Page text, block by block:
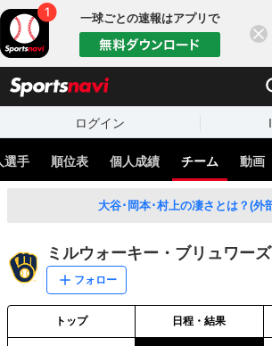
一球ごとの速報はアプリで
ログイン
選手 順位表 個人成績 チーム 動画
大谷･岡本･村上の凄さとは？(外
ミルウォーキー・ブリュワーズ
フォロー
トップ 日程・結果